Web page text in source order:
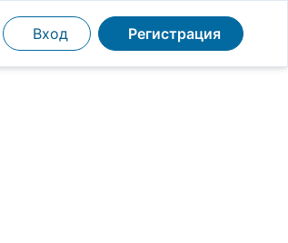
Вход Регистрация